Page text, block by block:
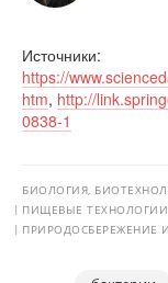
Источники:
https://
htm, http://
0838-1
БИОЛОГИЯ,
ПИЩЕВЫЕ
ПРИРОДОСБЕРЕЖЕНИЕ